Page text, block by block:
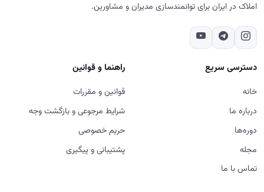
املاک در ایران برای توانمندسازی مدیران و مشاورین.
دسترسی سریع
خانه
درباره ما
دوره‌ها
مجله
تماس با ما
راهنما و قوانین
قوانین و مقررات
شرایط مرجوعی و بازگشت وجه
حریم خصوصی
پشتیبانی و پیگیری